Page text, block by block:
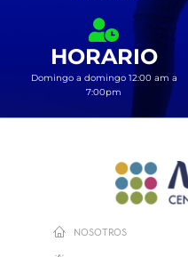
HORARIO
Domingo a domingo 12:00 am a
7:00pm
NOSOTROS